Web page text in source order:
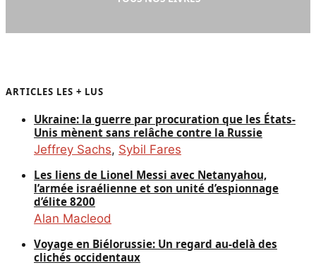
ARTICLES LES + LUS
Ukraine: la guerre par procuration que les États-
Unis mènent sans relâche contre la Russie
Jeffrey Sachs, Sybil Fares
Les liens de Lionel Messi avec Netanyahou,
l’armée israélienne et son unité d’espionnage
d’élite 8200
Alan Macleod
Voyage en Biélorussie: Un regard au-delà des
clichés occidentaux